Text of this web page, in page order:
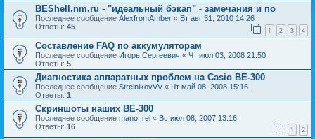
BEShell.nm.ru - "идеальный бэкап" - замечания и по
Последнее сообщение AlexfromAmber « Вт авг 31, 2010 14:26
Ответы: 45 1 2 3 4
Составление FAQ по аккумуляторам
Последнее сообщение Игорь Сергеевич « Чт июл 03, 2008 21:50
Ответы: 5
Диагностика аппаратных проблем на Casio BE-300
Последнее сообщение StrelnikovVV « Чт май 08, 2008 15:16
Ответы: 1
Скриншоты наших BE-300
Последнее сообщение mano_rei « Вс июл 08, 2007 13:16
Ответы: 16 1 2